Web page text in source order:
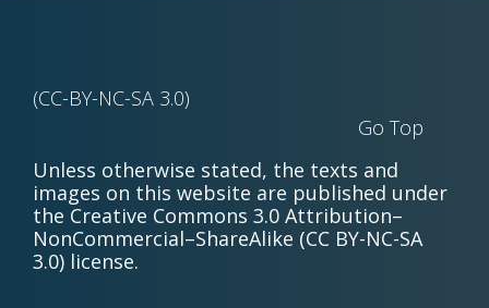
(CC-BY-NC-SA 3.0)
Go Top
Unless otherwise stated, the texts and
images on this website are published under
the Creative Commons 3.0 Attribution–
NonCommercial–ShareAlike (CC BY-NC-SA
3.0) license.